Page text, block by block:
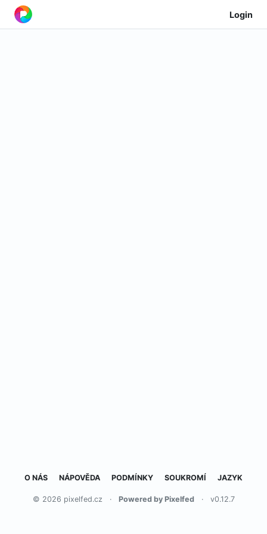
Login
O NÁS NÁPOVĚDA PODMÍNKY SOUKROMÍ JAZYK
© 2026 pixelfed.cz · Powered by Pixelfed · v0.12.7